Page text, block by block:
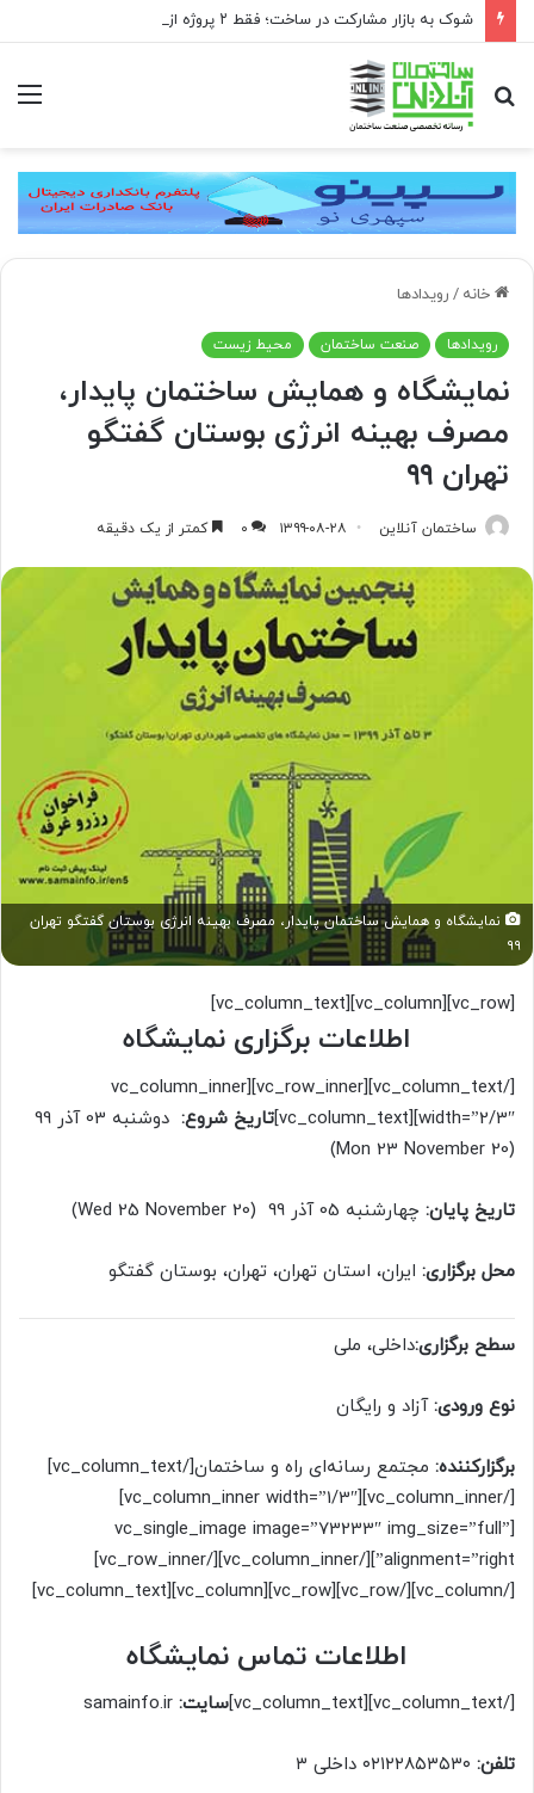
جستجو
برای
خانه / رویدادها
رویدادها صنعت ساختمان محیط زیست
نمایشگاه و همایش ساختمان پایدار،
مصرف بهینه انرژی بوستان گفتگو
تهران ۹۹
ساختمان آنلاین ۱۳۹۹-۰۸-۲۸ ۰ کمتر از یک دقیقه
نمایشگاه و همایش ساختمان پایدار، مصرف بهینه انرژی بوستان گفتگو تهران
۹۹
[vc_row][vc_column][vc_column_text]
اطلاعات برگزاری نمایشگاه
[/vc_column_text][vc_row_inner][vc_column_inner
width=”2/3″][vc_column_text]
تاریخ شروع:
دوشنبه 03 آذر 99
(Mon 23 November 20)
تاریخ پایان: چهارشنبه 05 آذر 99 (Wed 25 November 20)
محل برگزاری: ایران، استان تهران، تهران، بوستان گفتگو
سطح برگزاری:داخلی، ملی
نوع ورودی:آزاد و رایگان
برگزارکننده:
مجتمع رسانه‌ای راه ‌و ساختمان[/vc_column_text]
[/vc_column_inner][vc_column_inner width=”1/3″]
[vc_single_image image=”73233″ img_size=”full”
alignment=”right”][/vc_column_inner][/vc_row_inner]
[/vc_column][/vc_row][vc_row][vc_column][vc_column_text]
اطلاعات تماس نمایشگاه
[/vc_column_text][vc_column_text] سایت:
تلفن: ۰۲۱۲۲۸۵۳۵۳۰ داخلی ۳